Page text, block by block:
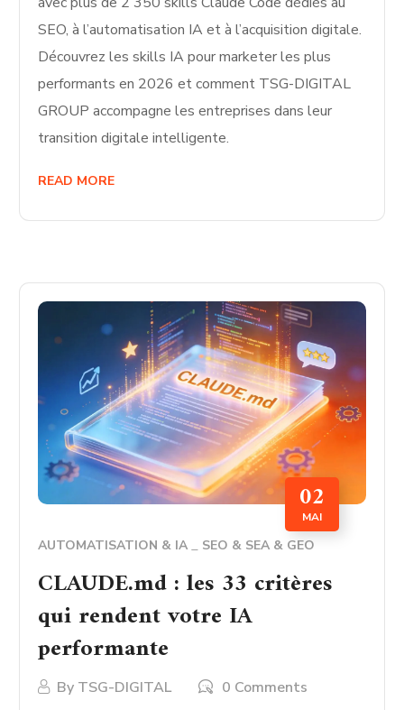
SEO, à l’automatisation IA et à l’acquisition digitale.
Découvrez les skills IA pour marketer les plus
performants en 2026 et comment TSG-DIGITAL
GROUP accompagne les entreprises dans leur
transition digitale intelligente.
READ MORE
02
MAI
AUTOMATISATION & IA SEO & SEA & GEO
CLAUDE.md : les 33 critères
qui rendent votre IA
performante
By TSG-DIGITAL 0 Comments